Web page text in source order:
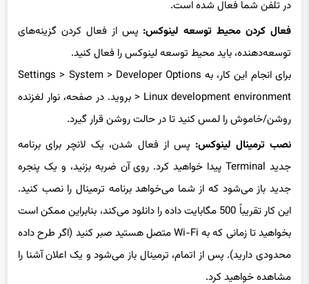
فعال کردن محیط توسعه لینوکس:
توسعه‌دهنده، باید محیط توسعه لینوکس را فعال کنید.
برای انجام این کار، به Settings > System > Developer Options
> Linux development environment بروید. در صفحه، نوار لغزنده
روشن/خاموش را لمس کنید تا در حالت روشن قرار گیرد.
نصب ترمینال لینوکس: پس از فعال شدن، یک لانچر برای برنامه
جدید Terminal پیدا خواهید کرد. روی آن ضربه بزنید، و یک پنجره
جدید باز می‌شود که از شما می‌خواهد برنامه ترمینال را نصب کنید.
این کار تقریباً 500 مگابایت داده را دانلود می‌کند، بنابراین ممکن است
بخواهید تا زمانی که به Wi-Fi متصل هستید صبر کنید (اگر طرح داده
محدودی دارید). پس از اتمام، ترمینال باز می‌شود و یک اعلان آشنا را
مشاهده خواهید کرد.